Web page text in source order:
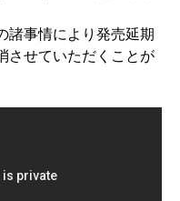
諸事情により発売延期
させていただくことが